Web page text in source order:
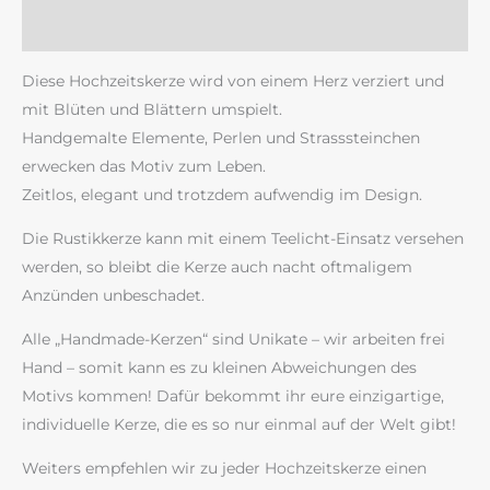
Diese Hochzeitskerze wird von einem Herz verziert und
mit Blüten und Blättern umspielt.
Handgemalte Elemente, Perlen und Strasssteinchen
erwecken das Motiv zum Leben.
Zeitlos, elegant und trotzdem aufwendig im Design.
Die Rustikkerze kann mit einem Teelicht-Einsatz versehen
werden, so bleibt die Kerze auch nacht oftmaligem
Anzünden unbeschadet.
Alle „Handmade-Kerzen“ sind Unikate – wir arbeiten frei
Hand – somit kann es zu kleinen Abweichungen des
Motivs kommen! Dafür bekommt ihr eure einzigartige,
individuelle Kerze, die es so nur einmal auf der Welt gibt!
Weiters empfehlen wir zu jeder Hochzeitskerze einen